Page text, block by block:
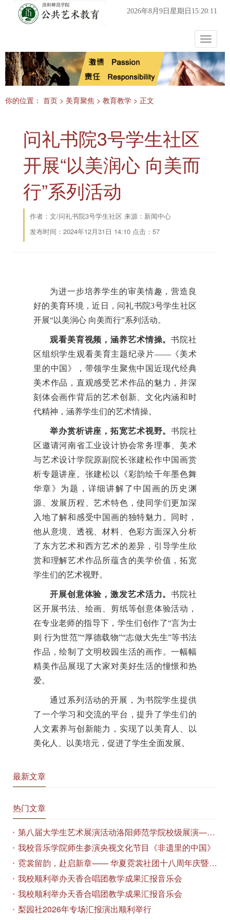
2026年8月9日星期日15:20:11
Toggle
你的位置： 首页 > 美育聚焦 > 教育教学 > 正文
问礼书院3号学生社区
开展“以美润心 向美而
行”系列活动
作者：文/问礼书院3号学生社区 来源：新闻中心
发布时间：2024年12月31日 14:10 点击： 57
为进一步培养学生的审美情趣，营造良
好的美育环境，近日，问礼书院3号学生社区
开展“以美润心 向美而行”系列活动‌。
观看美育视频，涵养艺术情操。书院社
区组织学生观看美育主题纪录片——《美术
里的中国》，带领学生聚焦中国近现代经典
美术作品，直观感受艺术作品的魅力，并深
刻体会画作背后的艺术创新、文化内涵和时
代精神，涵养学生们的艺术情操。
举办赏析讲座，拓宽艺术视野。书院社
区邀请河南省工业设计协会常务理事、美术
与艺术设计学院原副院长张建松作中国画赏
析专题讲座。张建松以《彩韵绘千年墨色舞
华章》为题，详细讲解了中国画的历史渊
源、发展历程、艺术特色，使同学们更加深
入地了解和感受中国画的独特魅力。同时，
他从意境、透视、材料、色彩方面深入分析
了东方艺术和西方艺术的差异，引导学生欣
赏和理解艺术作品所蕴含的美学价值，拓宽
学生们的艺术视野。
开展创意体验，激发艺术活力。书院社
区开展书法、绘画、剪纸等创意体验活动，
在专业老师的指导下，学生们创作了“言为士
则 行为世范”“厚德载物”“志做大先生”等书法
作品，绘制了文明校园生活的画作。一幅幅
精美作品展现了大家对美好生活的憧憬和热
爱。
通过系列活动的开展，为书院学生提供
了一个学习和交流的平台，提升了学生们的
人文素养与创新能力，实现了以美育人、以
美化人、以美培元，促进了学生全面发展。
最新文章
热门文章
第八届大学生艺术展演活动洛阳师范学院校级展演——艺术作品专场展览在美术与艺术学院顺利开展
我校音乐学院师生参演央视文化节目《非遗里的中国》
霓裳留韵，赴启新章—— 华夏霓裳社团十八周年庆暨毕业季特别演出圆满落幕
我校顺利举办天香合唱团教学成果汇报音乐会
我校顺利举办天香合唱团教学成果汇报音乐会
梨园社2026年专场汇报演出顺利举行